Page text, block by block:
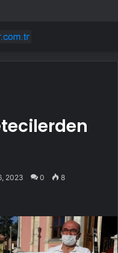
2023 0 8